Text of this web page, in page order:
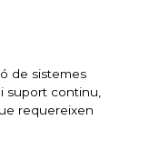
de sistemes
suport continu,
requereixen